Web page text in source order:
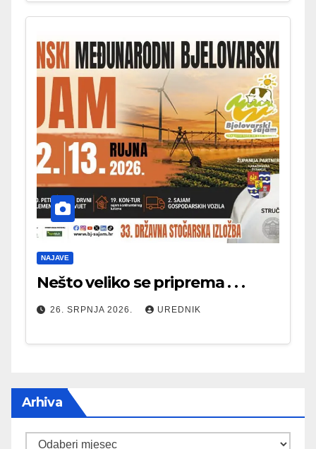
NAJAVE
Nešto veliko se priprema . . .
26. SRPNJA 2026. UREDNIK
Arhiva
Arhiva